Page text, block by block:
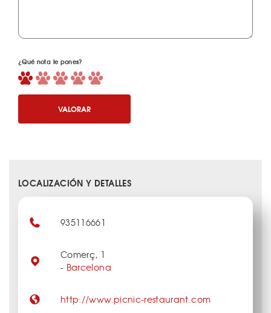
¿Qué nota le pones?
VALORAR
LOCALIZACIÓN Y DETALLES
935116661
Comerç, 1
- Barcelona
http://www.picnic-restaurant.com